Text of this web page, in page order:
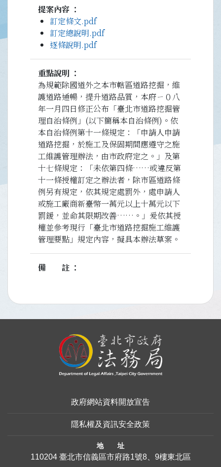
提案內容
訂定條文.pdf
訂定總說明.pdf
逐條說明.pdf
重點說明
為規範除國道外之本市轄區道路挖掘，維
護道路通暢，提升道路品質，本府ㄧ０八
年一月四日修正公布「臺北市道路挖掘管
理自治條例」(以下簡稱本自治條例)。依
本自治條例第十一條規定：「申請人申請
道路挖掘，於施工及保固期間應遵守之施
工維護管理辦法，由市政府定之。」及第
十七條規定：「未依第四條……或違反第
十一條授權訂定之辦法者，除市區道路條
例另有規定，依其規定處罰外，處申請人
或施工廠商新臺幣一萬元以上十萬元以下
罰鍰，並命其限期改善……。」爰依其授
權並參考現行「臺北市道路挖掘施工維護
管理要點」規定內容，擬具本辦法草案。
備註
政府網站資料開放宣告
隱私權及資訊安全政策
地 址
110204 臺北市信義區市府路1號8、9樓東北區